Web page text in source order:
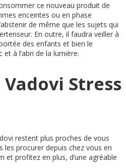
ce nouveau produit de
enceintes ou en phase
de même que les sujets qui
En outre, il faudra veiller à
des enfants et bien le
à l’abri de la lumière.
Stress
restent plus proches de vous
les procurer depuis chez vous en
et profitez en plus, d’une agréable